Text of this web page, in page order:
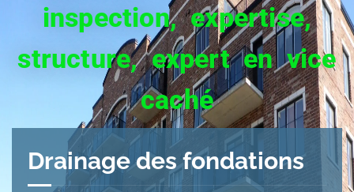
inspection, expertise,
structure, expert en vice
caché
Drainage des fondations